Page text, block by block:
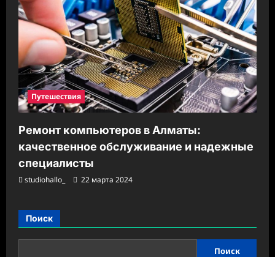
Путешествия
Ремонт компьютеров в Алматы:
качественное обслуживание и надежные
специалисты
studiohallo_ 22 марта 2024
Поиск
Поиск